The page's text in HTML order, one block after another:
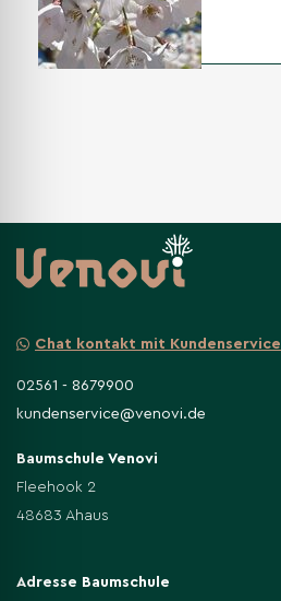
Chat kontakt mit Kundenservice
02561 - 8679900
kundenservice@venovi.de
Baumschule Venovi
Fleehook 2
48683 Ahaus
Adresse Baumschule